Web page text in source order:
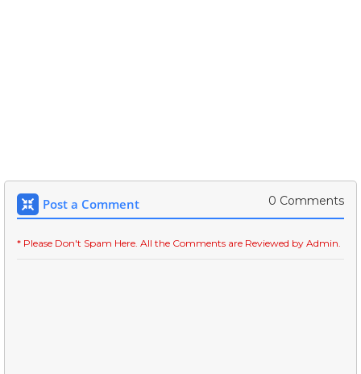
Post a Comment 0 Comments
* Please Don't Spam Here. All the Comments are Reviewed by Admin.